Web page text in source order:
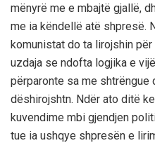
mënyrë me e mbajtë gjallë,
me ia këndellë atë shpresë.
komunistat do ta lirojshin
uzdaja se ndofta logjika e
përparonte sa me shtrëngue
dëshirojshtn. Ndër ato ditë
kuvendime mbi gjendjen
tue ia ushqye shpresën e